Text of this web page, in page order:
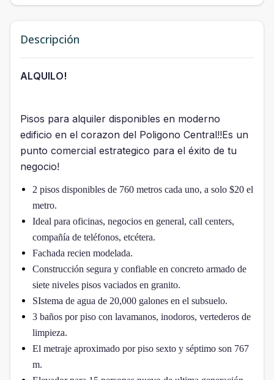
Descripción
ALQUILO!
Pisos para alquiler disponibles en moderno
edificio en el corazon del Poligono Central!!Es un
punto comercial estrategico para el éxito de tu
negocio!
2 pisos disponibles de 760 metros cada uno, a solo $20 el
metro.
Ideal para oficinas, negocios en general, call centers,
compañía de teléfonos, etcétera.
Fachada recien modelada.
Construcción segura y confiable en concreto armado de
siete niveles pisos vaciados en granito.
SIstema de agua de 20,000 galones en el subsuelo.
3 baños por piso con lavamanos, inodoros, vertederos de
limpieza.
El metraje aproximado por piso sexto y séptimo son 767
m.